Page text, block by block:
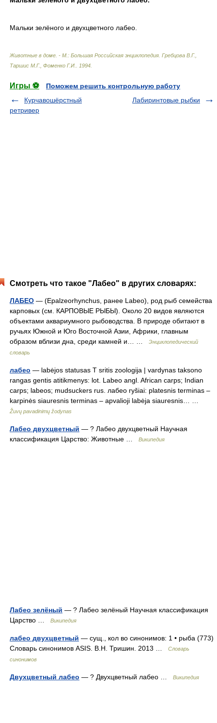
Мальки зелёного и двухцветного лабео.
Животные в доме. - М.: Большая Российская энциклопедия Гребцова В.Г.,
Таршис М.Г., Фоменко Г.И.
1994
Игры ⚽
Поможем решить контрольную работу
Курчавошёрстный
ретривер
Лабиринтовые рыбки
Смотреть что такое "Лабео" в других словарях:
ЛАБЕО — (Epalzeorhynchus, ранее Labeo), род рыб семейства
карповых (см. КАРПОВЫЕ РЫБЫ). Около 20 видов являются
объектами аквариумного рыбоводства. В природе обитают в
ручьях Южной и Юго Восточной Азии, Африки, главным
образом вблизи дна, среди камней и… …
Энциклопедический
словарь
лабео — labėjos statusas T sritis zoologija | vardynas taksono
rangas gentis atitikmenys: lot. Labeo angl. African carps; Indian
carps; labeos; mudsuckers rus. лабео ryšiai: platesnis terminas –
karpinės siauresnis terminas – apvalioji labėja siauresnis… …
Žuvų pavadinimų žodynas
Лабео двухцветный — ? Лабео двухцветный Научная
классификация Царство: Животные …
Википедия
Лабео зелёный — ? Лабео зелёный Научная классификация
Царство …
Википедия
лабео двухцветный — сущ., кол во синонимов: 1 • рыба (773)
Словарь синонимов ASIS. В.Н. Тришин. 2013 …
Словарь
синонимов
Двухцветный лабео — ? Двухцветный лабео … Википедия